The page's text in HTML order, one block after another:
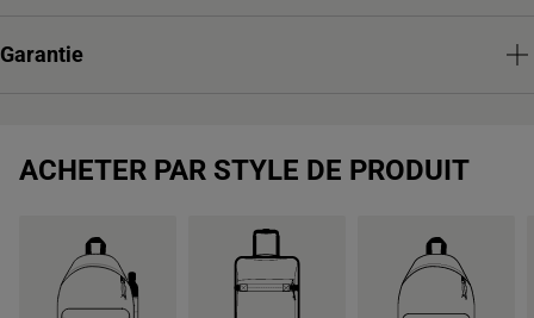
Garantie
ACHETER PAR STYLE DE PRODUIT